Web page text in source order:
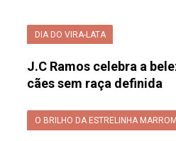
DIA DO VIRA-LATA
J.C Ramos celebra a
cães sem raça definida
O BRILHO DA ESTRELINHA MARROM